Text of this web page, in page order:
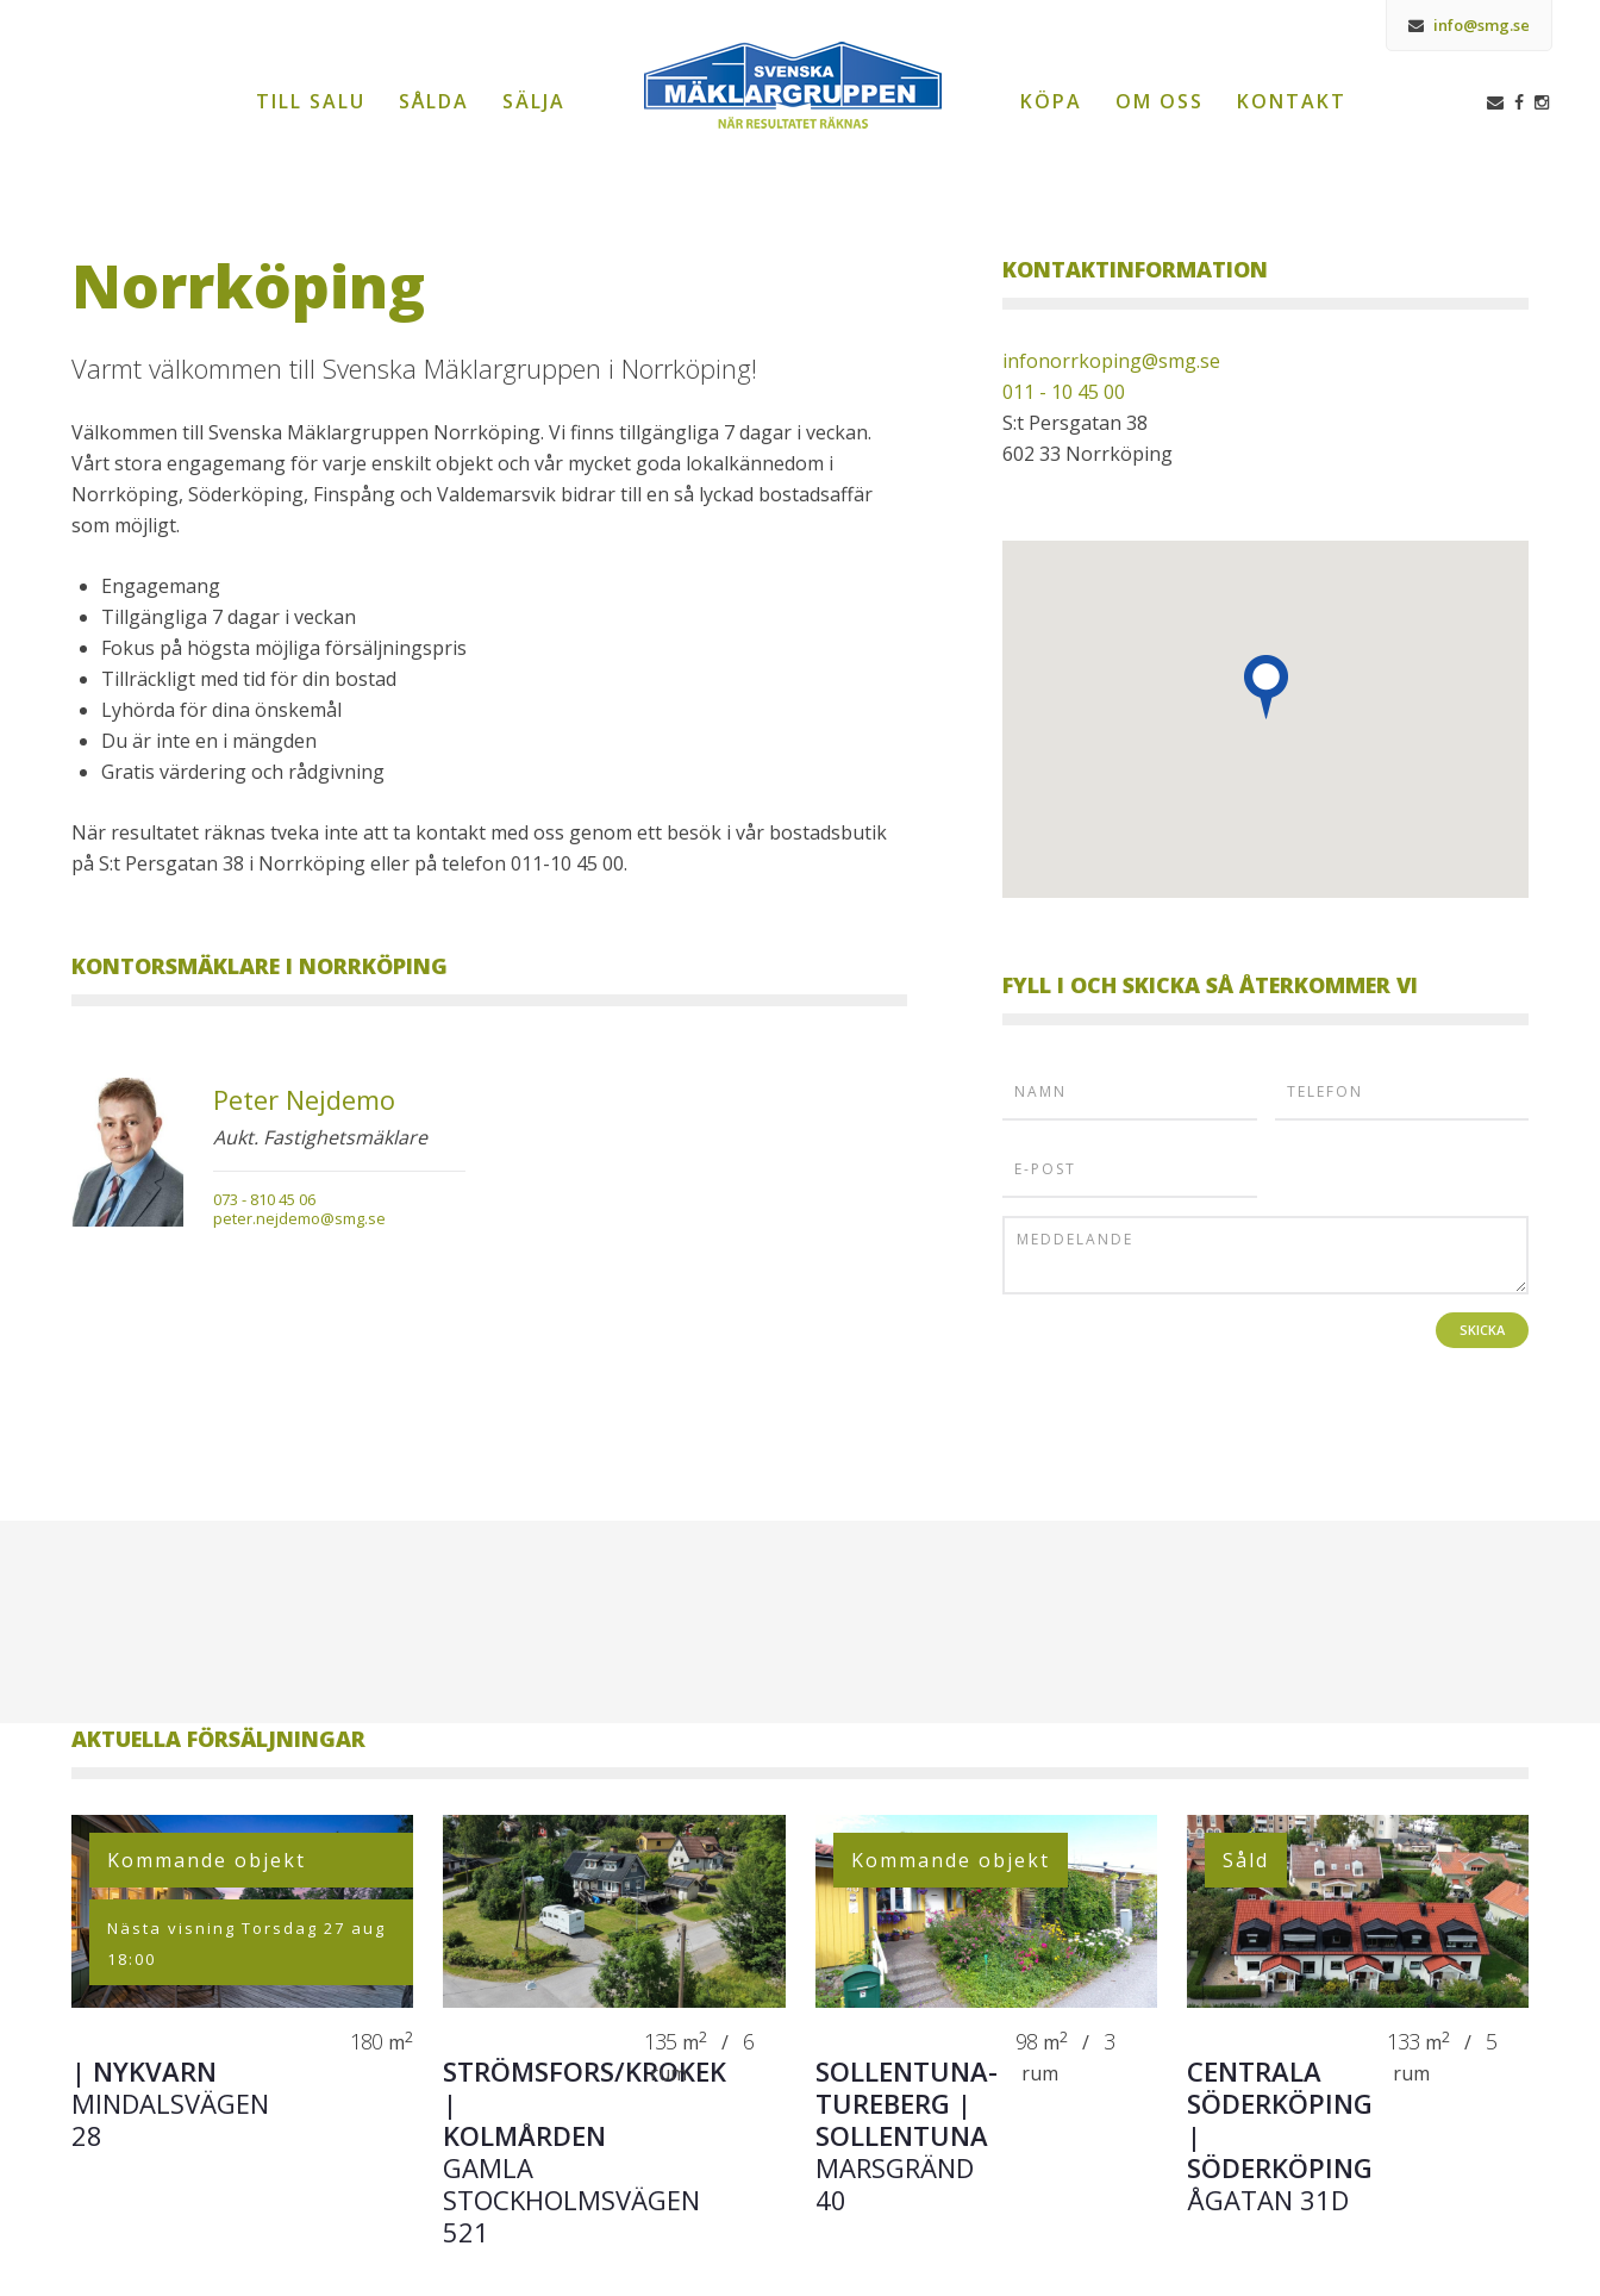
info@smg.se
TILL SALU SÅLDA SÄLJA KÖPA OM OSS KONTAKT
Norrköping
Varmt välkommen till Svenska Mäklargruppen i Norrköping!
Välkommen till Svenska Mäklargruppen Norrköping. Vi finns tillgängliga 7 dagar i veckan.
Vårt stora engagemang för varje enskilt objekt och vår mycket goda lokalkännedom i
Norrköping, Söderköping, Finspång och Valdemarsvik bidrar till en så lyckad bostadsaffär
som möjligt.
Engagemang
Tillgängliga 7 dagar i veckan
Fokus på högsta möjliga försäljningspris
Tillräckligt med tid för din bostad
Lyhörda för dina önskemål
Du är inte en i mängden
Gratis värdering och rådgivning
När resultatet räknas tveka inte att ta kontakt med oss genom ett besök i vår bostadsbutik
på S:t Persgatan 38 i Norrköping eller på telefon 011-10 45 00.
KONTORSMÄKLARE I NORRKÖPING
Peter Nejdemo
Aukt. Fastighetsmäklare
073 - 810 45 06
peter.nejdemo@smg.se
KONTAKTINFORMATION
infonorrkoping@smg.se
011 - 10 45 00
S:t Persgatan 38
602 33 Norrköping
FYLL I OCH SKICKA SÅ ÅTERKOMMER VI
SKICKA
AKTUELLA FÖRSÄLJNINGAR
Kommande objekt
Nästa visning Torsdag 27 aug
18:00
| NYKVARN
MINDALSVÄGEN
28
180 m2
STRÖMSFORS/KROKEK
|
KOLMÅRDEN
GAMLA
STOCKHOLMSVÄGEN
521
135 m2/ 6
rum
Kommande objekt
SOLLENTUNA-
TUREBERG |
SOLLENTUNA
MARSGRÄND
40
98 m2 / 3
rum
Såld
CENTRALA
SÖDERKÖPING
|
SÖDERKÖPING
ÅGATAN 31D
133 m2 / 5
rum